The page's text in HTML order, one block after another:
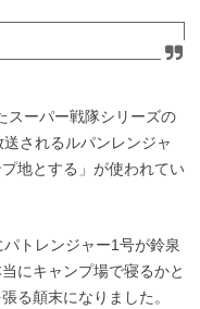
スーパー戦隊シリーズの
されるルパンレンジャ
地とする」が使われてい
パトレンジャー1号が鈴泉
にキャンプ場で寝るかと
る顛末になりました。